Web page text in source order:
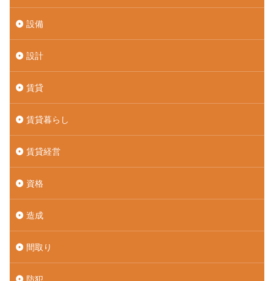
設備
設計
賃貸
賃貸暮らし
賃貸経営
資格
造成
間取り